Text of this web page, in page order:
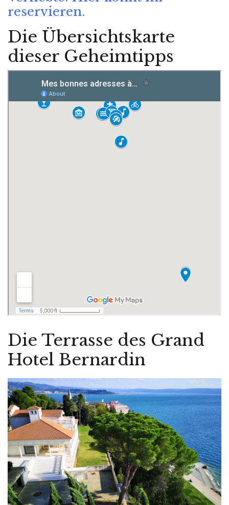
reservieren.
Die Übersichtskarte
dieser Geheimtipps
Die Terrasse des Grand
Hotel Bernardin